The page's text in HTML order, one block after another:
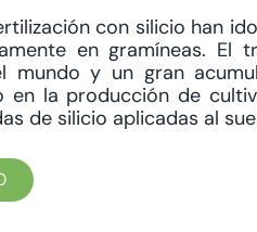
con silicio han
en gramíneas.
mundo y un gran
en la producción de
de silicio aplicadas al